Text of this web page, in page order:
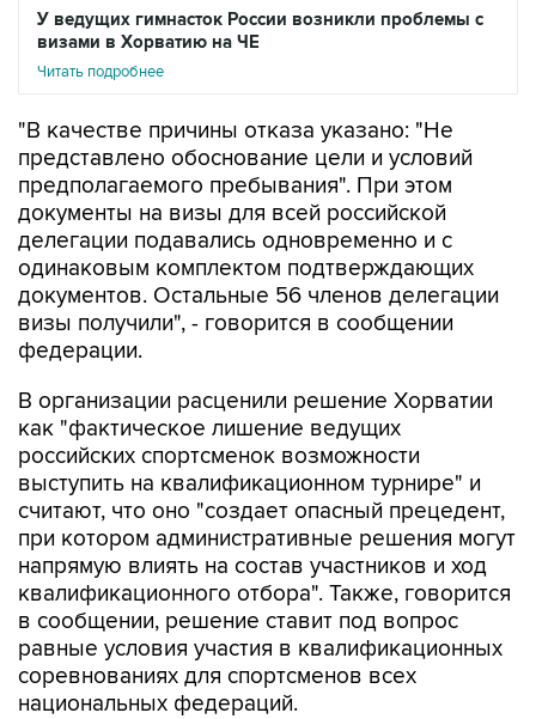
У ведущих гимнасток России возникли проблемы с
визами в Хорватию на ЧЕ
Читать подробнее
"В качестве причины отказа указано: "Не
представлено обоснование цели и условий
предполагаемого пребывания". При этом
документы на визы для всей российской
делегации подавались одновременно и с
одинаковым комплектом подтверждающих
документов. Остальные 56 членов делегации
визы получили", - говорится в сообщении
федерации.
В организации расценили решение Хорватии
как "фактическое лишение ведущих
российских спортсменок возможности
выступить на квалификационном турнире" и
считают, что оно "создает опасный прецедент,
при котором административные решения могут
напрямую влиять на состав участников и ход
квалификационного отбора". Также, говорится
в сообщении, решение ставит под вопрос
равные условия участия в квалификационных
соревнованиях для спортсменов всех
национальных федераций.